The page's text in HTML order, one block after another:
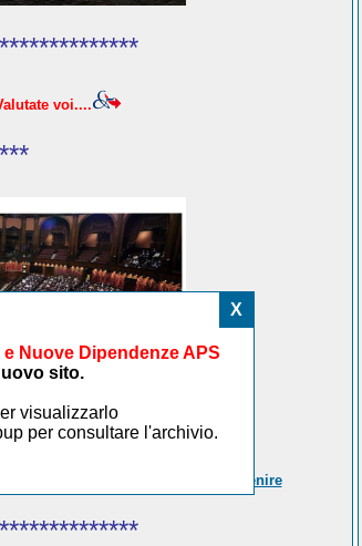
X
Nuove Dipendenze APS
sito.
visualizzarlo
per consultare l'archivio.
voi....
al manifesto proposto da Avvenire